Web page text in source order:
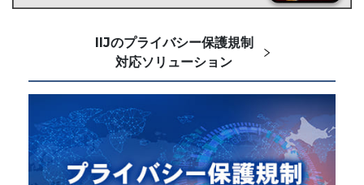
IIJのプライバシー保護規制
対応ソリューション